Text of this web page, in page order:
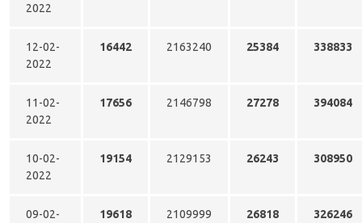
2022
12-02-
2022
16442 2163240 25384 338833
11-02-
2022
17656 2146798 27278 394084
10-02-
2022
19154 2129153 26243 308950
09-02-
19618 2109999 26818 326246